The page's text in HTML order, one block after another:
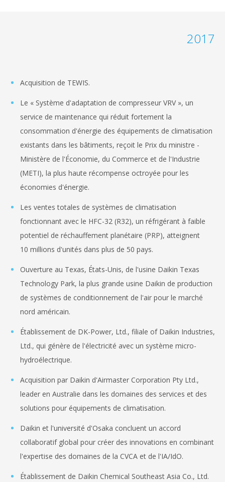
2017
Acquisition de TEWIS.
Le « Système d'adaptation de compresseur VRV », un
service de maintenance qui réduit fortement la
consommation d'énergie des équipements de climatisation
existants dans les bâtiments, reçoit le Prix du ministre -
Ministère de l'Économie, du Commerce et de l'Industrie
(METI), la plus haute récompense octroyée pour les
économies d'énergie.
Les ventes totales de systèmes de climatisation
fonctionnant avec le HFC-32 (R32), un réfrigérant à faible
potentiel de réchauffement planétaire (PRP), atteignent
10 millions d'unités dans plus de 50 pays.
Ouverture au Texas, États-Unis, de l'usine Daikin Texas
Technology Park, la plus grande usine Daikin de production
de systèmes de conditionnement de l'air pour le marché
nord américain.
Établissement de DK-Power, Ltd., filiale of Daikin Industries,
Ltd., qui génère de l'électricité avec un système micro-
hydroélectrique.
Acquisition par Daikin d'Airmaster Corporation Pty Ltd.,
leader en Australie dans les domaines des services et des
solutions pour équipements de climatisation.
Daikin et l'université d'Osaka concluent un accord
collaboratif global pour créer des innovations en combinant
l'expertise des domaines de la CVCA et de l'IA/IdO.
Établissement de Daikin Chemical Southeast Asia Co., Ltd.